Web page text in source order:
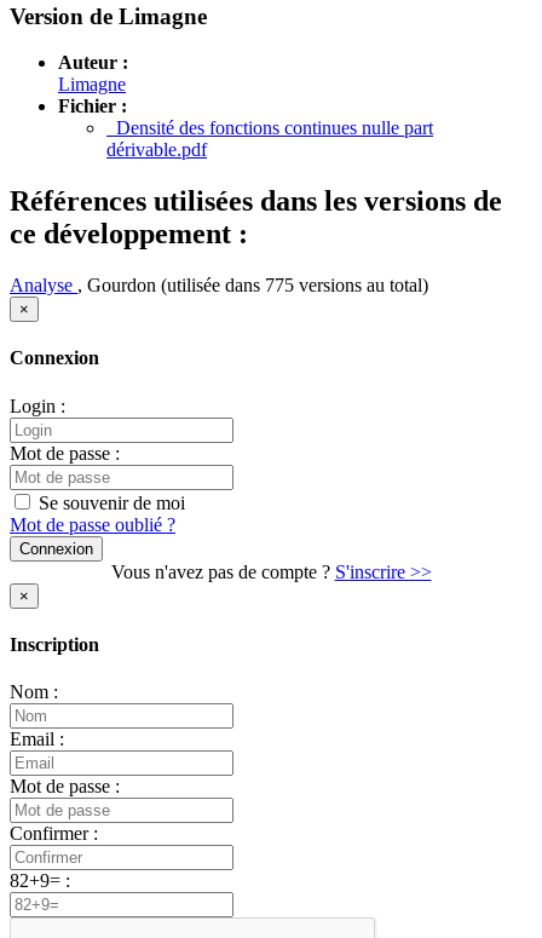
Version de Limagne
Auteur :
Limagne
Fichier :
Densité des fonctions continues nulle part
dérivable.pdf
Références utilisées dans les versions de
ce développement :
Analyse , Gourdon (utilisée dans 775 versions au total)
×
Connexion
Login :
Mot de passe :
Se souvenir de moi
Mot de passe oublié ?
Vous n'avez pas de compte ? S'inscrire >>
×
Inscription
Nom :
Email :
Mot de passe :
Confirmer :
82+9= :